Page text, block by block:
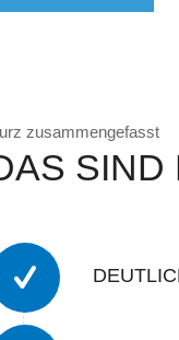
zusammengefasst
SIND